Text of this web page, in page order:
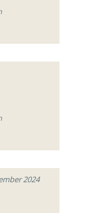
2024